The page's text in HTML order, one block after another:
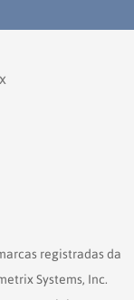
registradas da
Systems, Inc.